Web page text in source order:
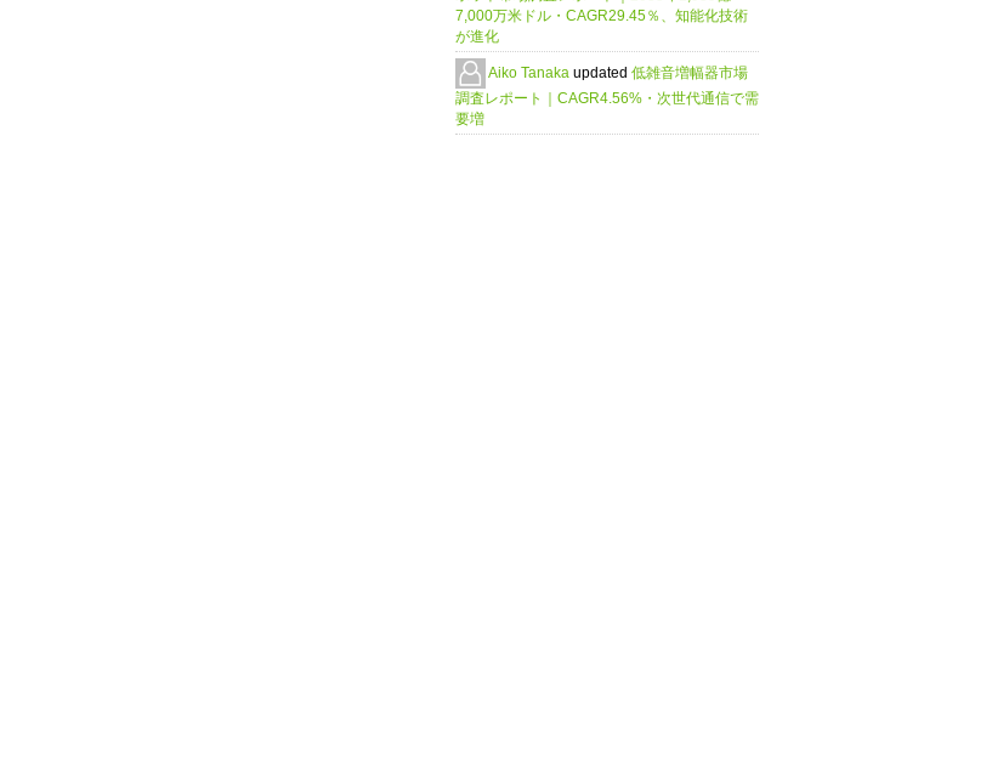
7,000万米ドル・CAGR29.45％、知能化技術
が進化
Aiko Tanaka updated 低雑音増幅器市場
調査レポート｜CAGR4.56%・次世代通信で需
要増